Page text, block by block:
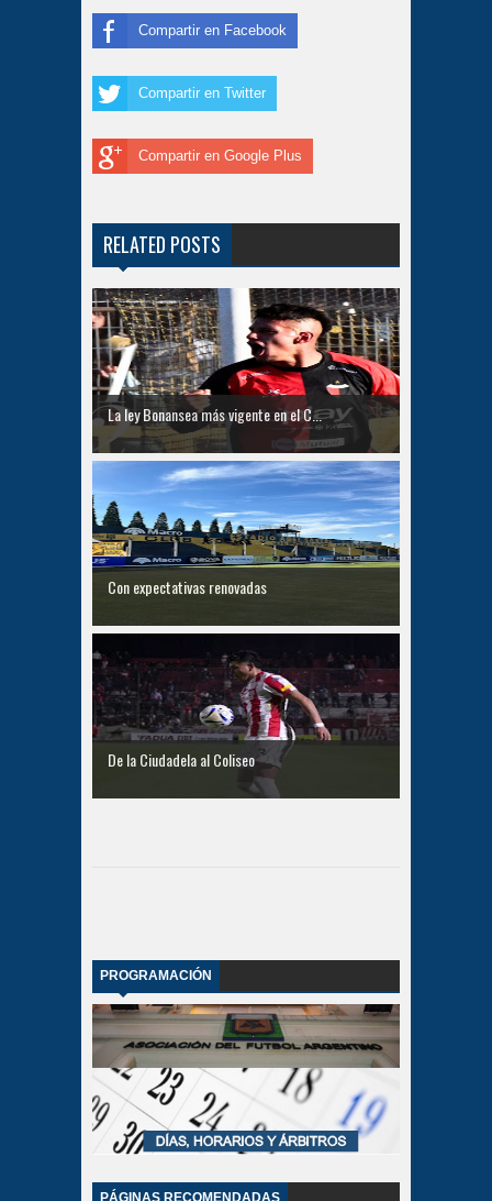
Compartir en Facebook
Compartir en Twitter
Compartir en Google Plus
RELATED POSTS
La ley Bonansea más vigente en el C...
Con expectativas renovadas
De la Ciudadela al Coliseo
PROGRAMACIÓN